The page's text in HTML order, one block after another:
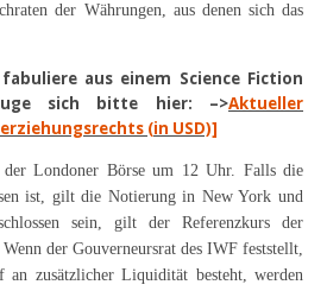
der Währungen, aus denen sich das
aus einem Science Fiction
sich bitte hier: –>Aktueller
(in USD)]
Londoner Börse um 12 Uhr. Falls die
ist, gilt die Notierung in New York und
sein, gilt der Referenzkurs der
der Gouverneursrat des IWF feststellt,
an zusätzlicher Liquidität besteht, werden